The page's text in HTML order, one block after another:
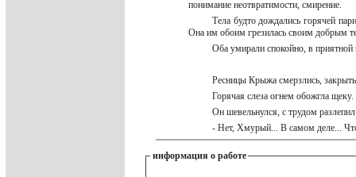
понимание неотвратимости, смирение.
Тела будто дождались горячей
Она им обоим грезилась своим добрым
Оба умирали спокойно, в приятной
Ресницы Крыжа смерзлись,
Горячая слеза огнем обожгла щеку.
Он шевельнулся, с трудом
- Нет, Хмурый... В самом деле...
информация о работе